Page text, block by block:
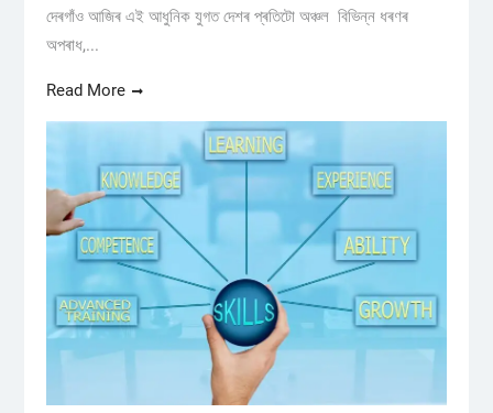
দেৰগাঁও আজিৰ এই আধুনিক যুগত দেশৰ প্ৰতিটো অঞ্চল বিভিন্ন ধৰণৰ
অপৰাধ,...
Read More